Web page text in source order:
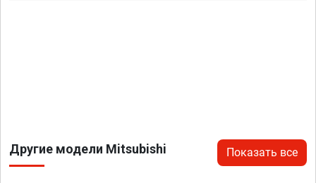
Другие модели Mitsubishi Показать все